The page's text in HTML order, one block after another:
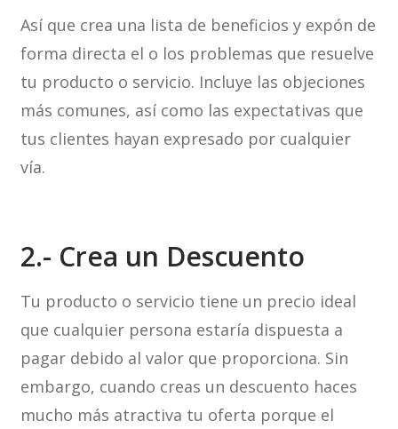
Así que crea una lista de beneficios y expón de
forma directa el o los problemas que resuelve
tu producto o servicio. Incluye las objeciones
más comunes, así como las expectativas que
tus clientes hayan expresado por cualquier
vía.
2.- Crea un Descuento
Tu producto o servicio tiene un precio ideal
que cualquier persona estaría dispuesta a
pagar debido al valor que proporciona. Sin
embargo, cuando creas un descuento haces
mucho más atractiva tu oferta porque el